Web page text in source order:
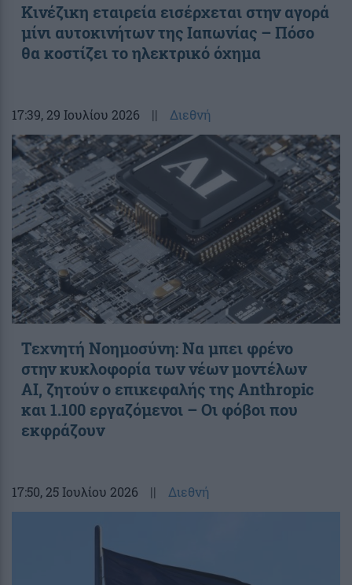
Κινέζικη εταιρεία εισέρχεται στην αγορά
μίνι αυτοκινήτων της Ιαπωνίας – Πόσο
θα κοστίζει το ηλεκτρικό όχημα
17:39, 29 Ιουλίου 2026 || Διεθνή
Τεχνητή Νοημοσύνη: Να μπει φρένο
στην κυκλοφορία των νέων μοντέλων
AI, ζητούν ο επικεφαλής της Anthropic
και 1.100 εργαζόμενοι – Οι φόβοι που
εκφράζουν
17:50, 25 Ιουλίου 2026 || Διεθνή